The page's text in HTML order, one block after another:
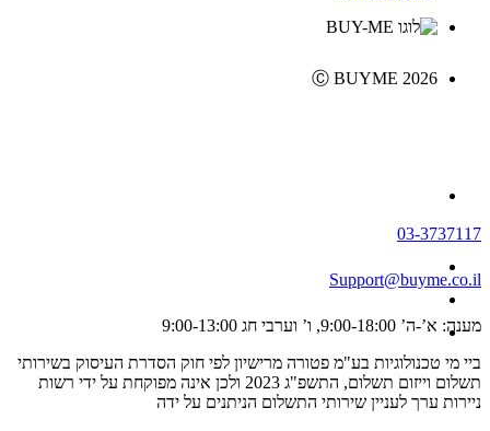
Ⓒ BUYME 2026
03-3737117
Support@buyme.co.il
מענה: א’-ה’ 9:00-18:00, ו’ וערבי חג 9:00-13:00
ביי מי טכנולוגיות בע"מ פטורה מרישיון לפי חוק הסדרת העיסוק בשירותי
תשלום וייזום תשלום, התשפ"ג 2023 ולכן אינה מפוקחת על ידי רשות
ניירות ערך לעניין שירותי התשלום הניתנים על ידה